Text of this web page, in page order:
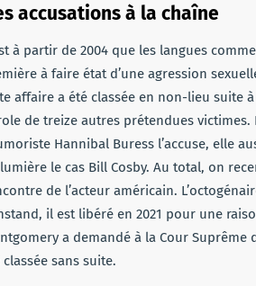
accusations à la chaîne
à partir de 2004 que les langues
à faire état d’une agression
affaire a été classée en non-lieu suite
de treize autres prétendues victimes.
Hannibal Buress l’accuse, elle
le cas Bill Cosby. Au total, on
de l’acteur américain.
il est libéré en 2021 pour une
a demandé à la Cour
classée sans suite.